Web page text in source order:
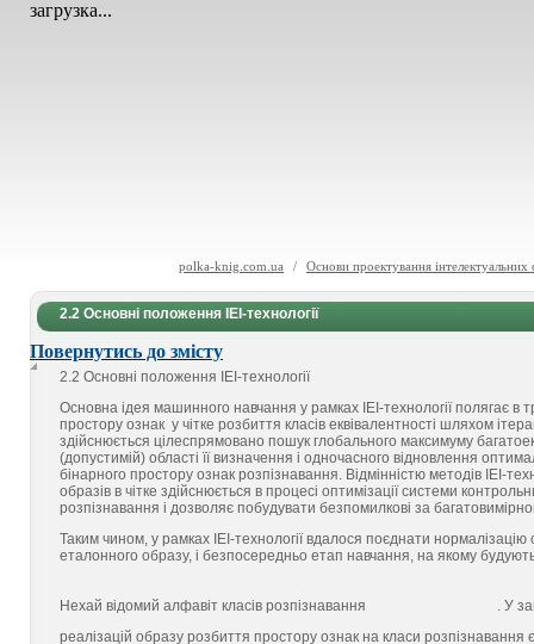
загрузка...
polka-knig.com.ua / Основи проектування
2.2 Основні положення ІЕІ-технології
Повернутись до змісту
2.2 Основні положення ІЕІ-технології
Основна ідея машинного навчання у рамках ІЕІ-технології полягає в
простору ознак у чітке розбиття класів еквівалентності шляхом
здійснюється цілеспрямовано пошук глобального максимуму
(допустимій) області її визначення і одночасного відновлення
бінарного простору ознак розпізнавання. Відмінністю методів ІЕІ-
образів в чітке здійснюється в процесі оптимізації системи
розпізнавання і дозволяє побудувати безпомилкові за
Таким чином, у рамках ІЕІ-технології вдалося поєднати
еталонного образу, і безпосередньо етап навчання, на якому
Нехай відомий алфавіт класів розпізнавання
. У
реалізацій образу розбиття простору ознак на класи